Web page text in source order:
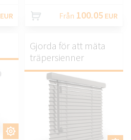
EUR Från 100.05 EUR
Gjorda för att mäta
träpersienner